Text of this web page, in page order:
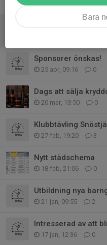
Sponsorer önskas!
25 apr, 09:16 0
Dags att sälja
20 mar, 13:50 0
Klubbtävling
27 feb, 19:20 3
Nytt städschema
18 feb, 21:06 0
Utbildning nya
21 jan, 09:55 2
Intresserad av att
17 jan, 12:36 0
Bara